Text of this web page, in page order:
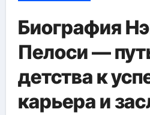
Биография
Пелоси —
детства к
карьера и